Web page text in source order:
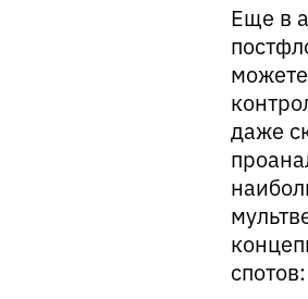
Еще в
даже